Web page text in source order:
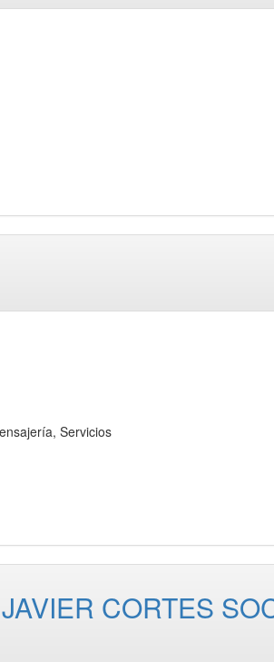
Servicios
CORTES